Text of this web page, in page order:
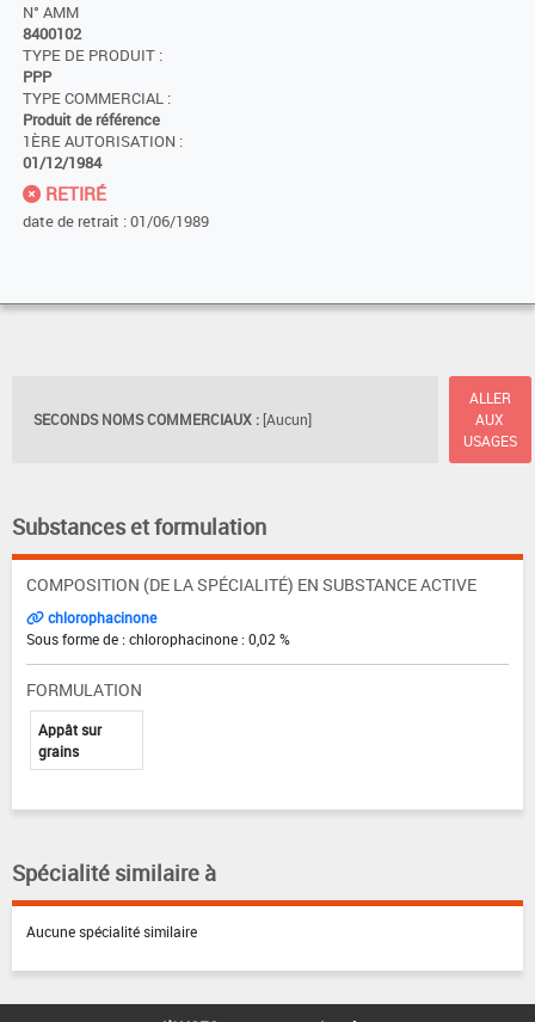
N° AMM
8400102
TYPE DE PRODUIT :
PPP
TYPE COMMERCIAL :
Produit de référence
1ÈRE AUTORISATION :
01/12/1984
RETIRÉ
date de retrait : 01/06/1989
SECONDS NOMS COMMERCIAUX : [Aucun]
ALLER
AUX
USAGES
Substances et formulation
COMPOSITION (DE LA SPÉCIALITÉ) EN SUBSTANCE ACTIVE
chlorophacinone
Sous forme de : chlorophacinone : 0,02 %
FORMULATION
Appât sur
grains
Spécialité similaire à
Aucune spécialité similaire